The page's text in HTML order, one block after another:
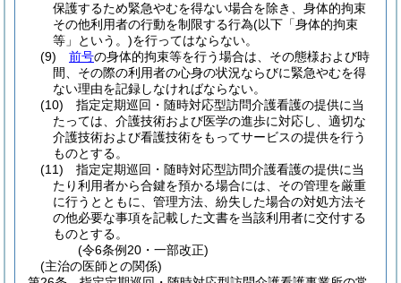
保護するため緊急やむを得ない場合を除き、身体的拘束
その他利用者の行動を制限する行為(以下「身体的拘束
等」という。)を行ってはならない。
(9)
前号の身体的拘束等を行う場合は、その態様および時
間、その際の利用者の心身の状況ならびに緊急やむを得
ない理由を記録しなければならない。
(10)
指定定期巡回・随時対応型訪問介護看護の提供に当
たっては、介護技術および医学の進歩に対応し、適切な
介護技術および看護技術をもってサービスの提供を行う
ものとする。
(11)
指定定期巡回・随時対応型訪問介護看護の提供に当
たり利用者から合鍵を預かる場合には、その管理を厳重
に行うとともに、管理方法、紛失した場合の対処方法そ
の他必要な事項を記載した文書を当該利用者に交付する
ものとする。
(令6条例20・一部改正)
(主治の医師との関係)